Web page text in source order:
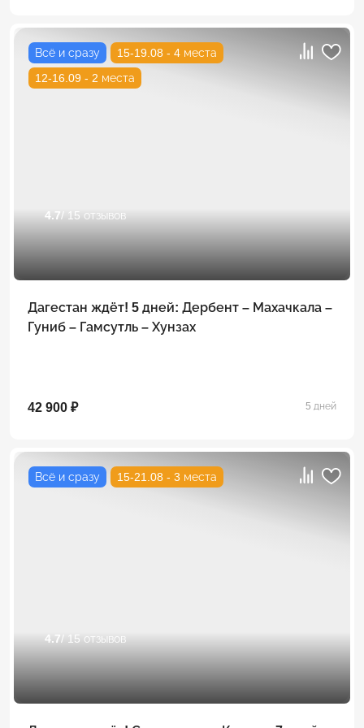
Всё и сразу
15-19.08 - 4 места
12-16.09 - 2 места
4.7/ 15 отзывов
Дагестан ждёт! 5 дней: Дербент – Махачкала –
Гуниб – Гамсутль – Хунзах
42 900 ₽ 5 дней
Всё и сразу 15-21.08 - 3 места
4.7/ 15 отзывов